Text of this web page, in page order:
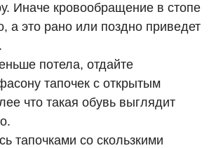
Иначе кровообращение в стопе
а это рано или поздно приведет
потела, отдайте
тапочек с открытым
что такая обувь выглядит
тапочками со скользкими